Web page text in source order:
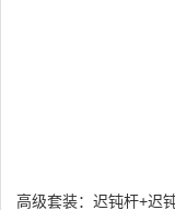
高级套装：迟钝杆+迟